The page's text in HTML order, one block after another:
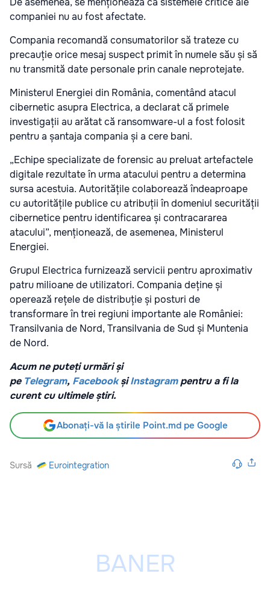
companiei nu au fost afectate.
Compania recomandă consumatorilor să trateze cu
precauție orice mesaj suspect primit în numele său și să
nu transmită date personale prin canale neprotejate.
Ministerul Energiei din România, comentând atacul
cibernetic asupra Electrica, a declarat că primele
investigații au arătat că ransomware-ul a fost folosit
pentru a șantaja compania și a cere bani.
„Echipe specializate de forensic au preluat artefactele
digitale rezultate în urma atacului pentru a determina
sursa acestuia. Autoritățile colaborează îndeaproape
cu autoritățile publice cu atribuții în domeniul securității
cibernetice pentru identificarea și contracararea
atacului”, menționează, de asemenea, Ministerul
Energiei.
Grupul Electrica furnizează servicii pentru aproximativ
patru milioane de utilizatori. Compania deține și
operează rețele de distribuție și posturi de
transformare în trei regiuni importante ale României:
Transilvania de Nord, Transilvania de Sud și Muntenia
de Nord.
Acum ne puteți urmări și
pe Telegram, Facebook șiInstagrampentru a fi la
curent cu ultimele știri.
Abonați-vă la știrile Point.md pe Google
Sursă Eurointegration